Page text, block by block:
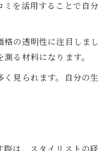
を活用することで自
の透明性に注目しま
る材料になります。
見られます。自分の
は、スタイリストの経